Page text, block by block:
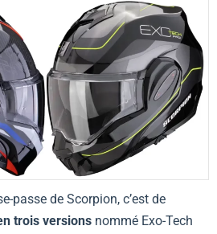
passe de Scorpion, c’est de
trois versions nommé Exo-Tech